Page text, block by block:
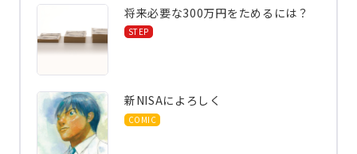
将来必要な300万円をためるには？
STEP
新NISAによろしく
COMIC